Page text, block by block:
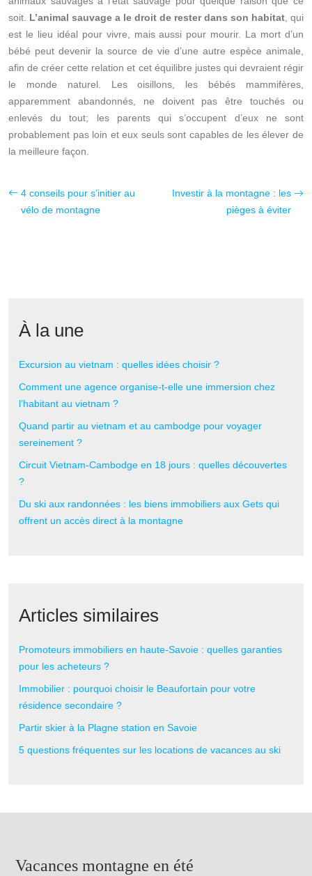
soit. L’animal sauvage a le droit de rester dans son habitat , qui
est le lieu idéal pour vivre, mais aussi pour mourir. La mort d’un
bébé peut devenir la source de vie d’une autre espèce animale,
afin de créer cette relation et cet équilibre justes qui devraient régir
le monde naturel. Les oisillons, les bébés mammifères,
apparemment abandonnés, ne doivent pas être touchés ou
enlevés du tout; les parents qui s’occupent d’eux ne sont
probablement pas loin et eux seuls sont capables de les élever de
la meilleure façon.
4 conseils pour s’initier au
vélo de montagne
Investir à la montagne : les
pièges à éviter
À la une
Excursion au vietnam : quelles idées choisir ?
Comment une agence organise-t-elle une immersion chez
l’habitant au vietnam ?
Quand partir au vietnam et au cambodge pour voyager
sereinement ?
Circuit Vietnam-Cambodge en 18 jours : quelles découvertes
?
Du ski aux randonnées : les biens immobiliers aux Gets qui
offrent un accès direct à la montagne
Articles similaires
Promoteurs immobiliers en haute-Savoie : quelles garanties
pour les acheteurs ?
Immobilier : pourquoi choisir le Beaufortain pour votre
résidence secondaire ?
Partir skier à la Plagne station en Savoie
5 questions fréquentes sur les locations de vacances au ski
Vacances montagne en été